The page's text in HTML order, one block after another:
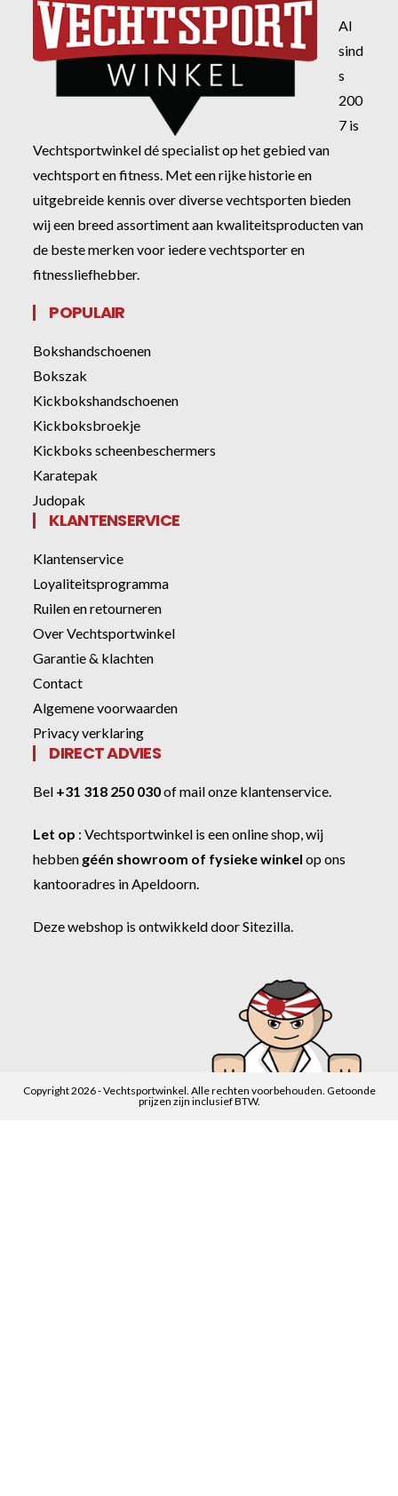
Al
sind
s
200
7 is
Vechtsportwinkel dé specialist op het gebied van
vechtsport en fitness. Met een rijke historie en
uitgebreide kennis over diverse vechtsporten bieden
wij een breed assortiment aan kwaliteitsproducten van
de beste merken voor iedere vechtsporter en
fitnessliefhebber.
POPULAIR
Bokshandschoenen
Bokszak
Kickbokshandschoenen
Kickboksbroekje
Kickboks scheenbeschermers
Karatepak
Judopak
KLANTENSERVICE
Klantenservice
Loyaliteitsprogramma
Ruilen en retourneren
Over Vechtsportwinkel
Garantie & klachten
Contact
Algemene voorwaarden
Privacy verklaring
DIRECT ADVIES
Bel +31 318 250 030ofmail onze klantenservice.
Let op :Vechtsportwinkel is een online shop, wij
hebben géén showroom of fysieke winkel op ons
kantooradres in Apeldoorn.
Deze webshop is ontwikkeld doorSitezilla.
Copyright 2026 - Vechtsportwinkel. Alle rechten voorbehouden. Getoonde
prijzen zijn inclusief BTW.